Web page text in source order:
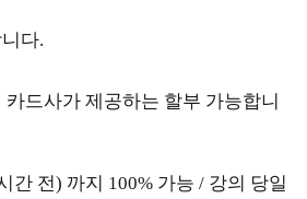
다.
드사가 제공하는 할부 가능합니
간 전) 까지 100% 가능 / 강의 당일